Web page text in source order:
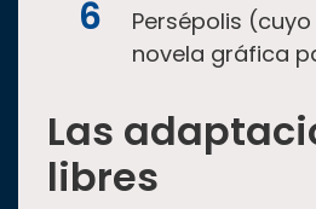
Persépolis
novela gráfica
Las
libres